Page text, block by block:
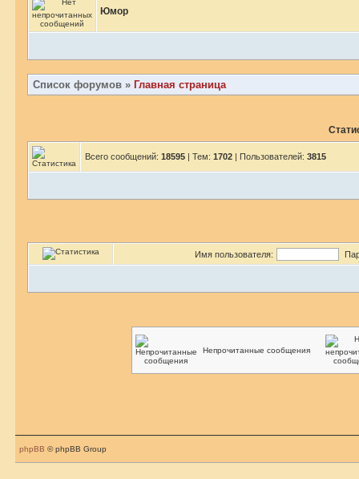
Юмор
Список форумов » Главная страница
Всего сообщений: 18595 | Тем: 1702 | Пользователей: 3815
Имя пользователя:
Непрочитанные сообщения
phpBB © phpBB Group